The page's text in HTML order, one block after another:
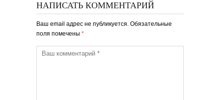
НАПИСАТЬ КОММЕНТАРИЙ
Ваш email адрес не публикуется. Обязательные
поля помечены *